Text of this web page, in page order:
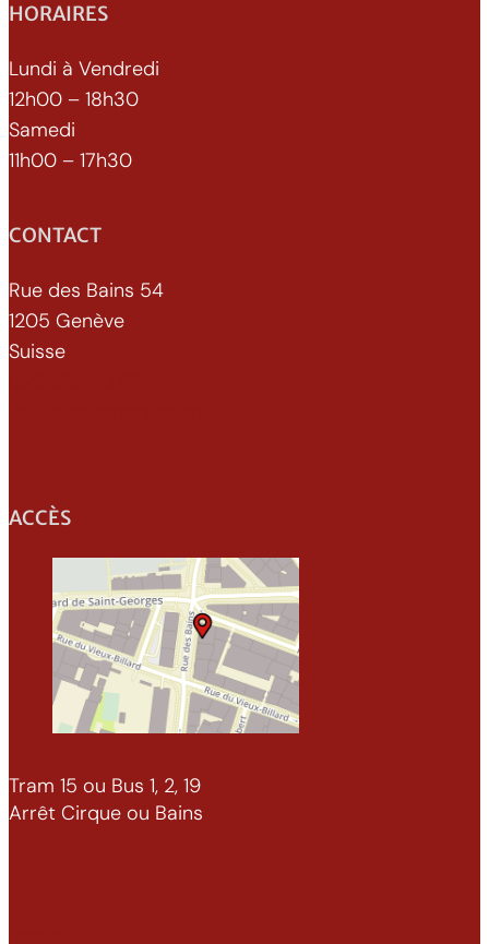
HORAIRES
Lundi à Vendredi
12h00 – 18h30
Samedi
11h00 – 17h30
CONTACT
Rue des Bains 54
1205 Genève
Suisse
ACCÈS
Tram 15 ou Bus 1, 2, 19
Arrêt Cirque ou Bains